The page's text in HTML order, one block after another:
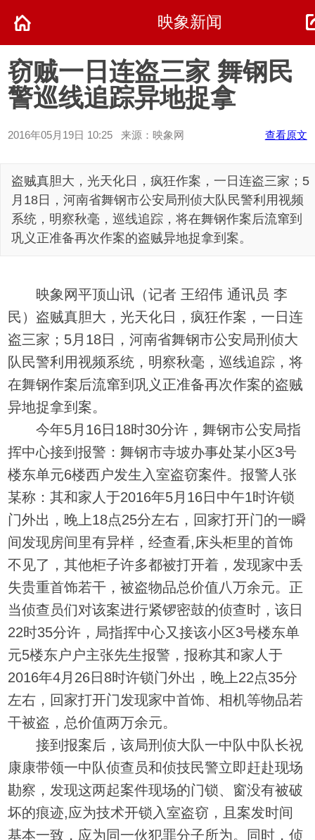
映象新闻
窃贼一日连盗三家 舞钢民
警巡线追踪异地捉拿
2016年05月19日 10:25 来源：映象网 查看原文
盗贼真胆大，光天化日，疯狂作案，一日连盗三家；5
月18日，河南省舞钢市公安局刑侦大队民警利用视频
系统，明察秋毫，巡线追踪，将在舞钢作案后流窜到
巩义正准备再次作案的盗贼异地捉拿到案。
映象网平顶山讯（记者 王绍伟 通讯员 李
民）盗贼真胆大，光天化日，疯狂作案，一日连
盗三家；5月18日，河南省舞钢市公安局刑侦大
队民警利用视频系统，明察秋毫，巡线追踪，将
在舞钢作案后流窜到巩义正准备再次作案的盗贼
异地捉拿到案。
今年5月16日18时30分许，舞钢市公安局指
挥中心接到报警：舞钢市寺坡办事处某小区3号
楼东单元6楼西户发生入室盗窃案件。报警人张
某称：其和家人于2016年5月16日中午1时许锁
门外出，晚上18点25分左右，回家打开门的一瞬
间发现房间里有异样，经查看,床头柜里的首饰
不见了，其他柜子许多都被打开着，发现家中丢
失贵重首饰若干，被盗物品总价值八万余元。正
当侦查员们对该案进行紧锣密鼓的侦查时，该日
22时35分许，局指挥中心又接该小区3号楼东单
元5楼东户户主张先生报警，报称其和家人于
2016年4月26日8时许锁门外出，晚上22点35分
左右，回家打开门发现家中首饰、相机等物品若
干被盗，总价值两万余元。
接到报案后，该局刑侦大队一中队中队长祝
康康带领一中队侦查员和侦技民警立即赶赴现场
勘察，发现这两起案件现场的门锁、窗没有被破
坏的痕迹,应为技术开锁入室盗窃，且案发时间
基本一致，应为同一伙犯罪分子所为。同时，侦